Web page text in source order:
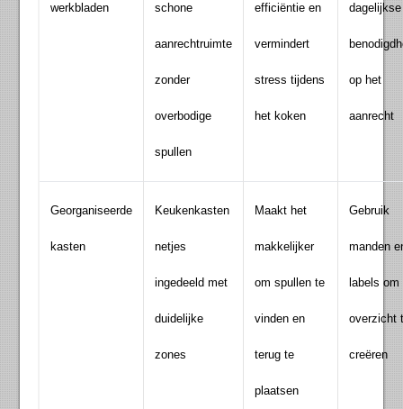
werkbladen schone
aanrechtruimte
zonder
overbodige
spullen
efficiëntie en
vermindert
stress tijdens
het koken
dagelijkse
op het
aanrecht
Georganiseerde
kasten
Keukenkasten
netjes
ingedeeld met
duidelijke
zones
Maakt het
makkelijker
om spullen te
vinden en
terug te
plaatsen
Gebruik
manden
labels om
overzicht
creëren